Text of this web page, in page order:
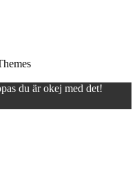
du är okej med det!